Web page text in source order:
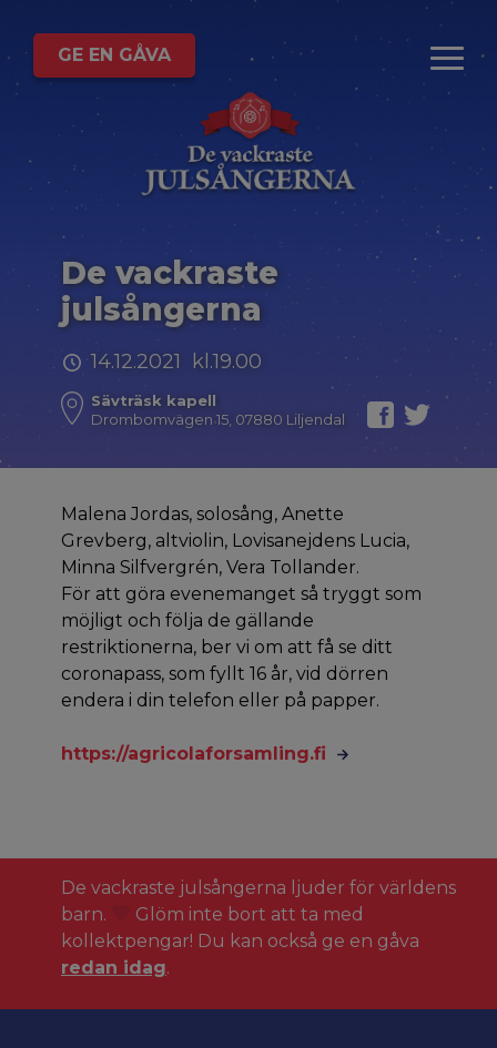
GE EN GÅVA
De vackraste
julsångerna
14.12.2021 kl.19.00
Sävträsk kapell
Drombomvägen 15, 07880 Liljendal
Malena Jordas, solosång, Anette
Grevberg, altviolin, Lovisanejdens Lucia,
Minna Silfvergrén, Vera Tollander.
För att göra evenemanget så tryggt som
möjligt och följa de gällande
restriktionerna, ber vi om att få se ditt
coronapass, som fyllt 16 år, vid dörren
endera i din telefon eller på papper.
https://agricolaforsamling.fi
De vackraste julsångerna ljuder för världens
barn.
Glöm inte bort att ta med
kollektpengar! Du kan också ge en gåva
redan idag.